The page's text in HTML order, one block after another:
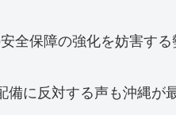
全保障の強化を妨害す
に反対する声も沖縄が